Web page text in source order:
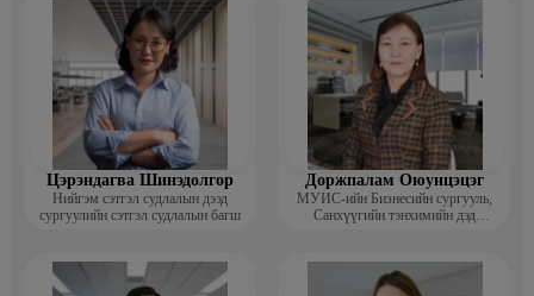
Цэрэндагва Шинэдолгор
Нийгэм сэтгэл судлалын дээд
сургуулийн сэтгэл судлалын багш
Доржпалам Оюунцэцэг
МУИС-ийн Бизнесийн сургууль,
Санхүүгийн тэнхимийн дэд